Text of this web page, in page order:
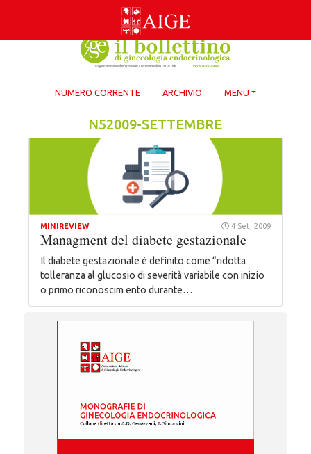
NUMERO CORRENTE ARCHIVIO MENU
N52009-SETTEMBRE
MINIREVIEW 4 Set, 2009
Managment del diabete gestazionale
Il diabete gestazionale è definito come “ridotta
tolleranza al glucosio di severità variabile con inizio
o primo riconoscim ento durante…